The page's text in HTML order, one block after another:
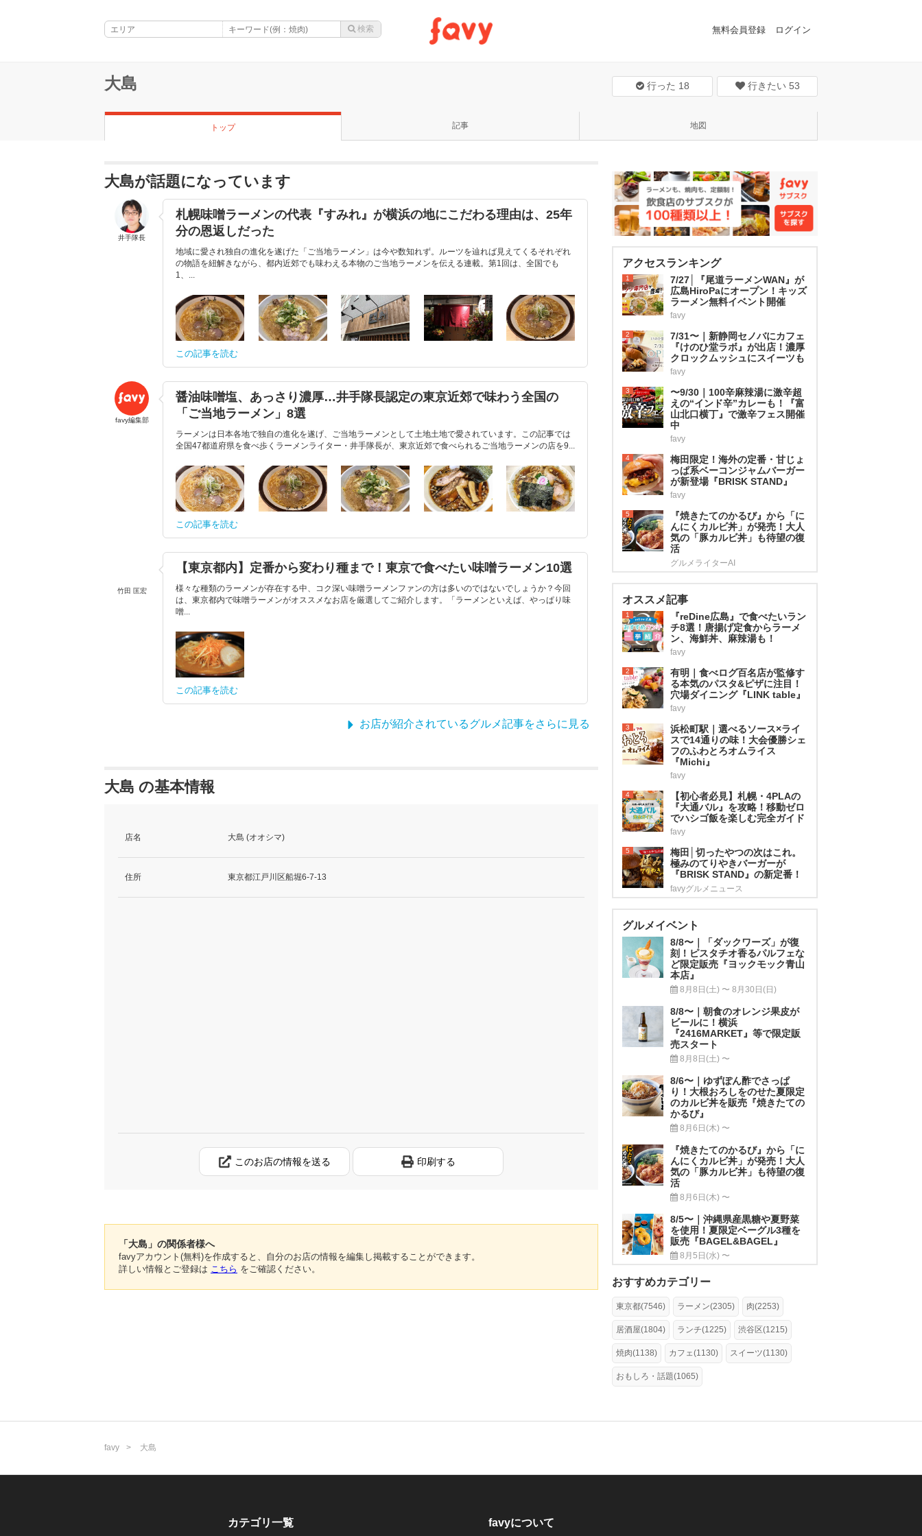
無料会員登録 ログイン
大島 行った 18 行きたい 53
トップ 記事 地図
大島が話題になっています
井手隊長
札幌味噌ラーメンの代表『すみれ』が横浜の地にこだわる理由は、25年
分の恩返しだった
地域に愛され独自の進化を遂げた「ご当地ラーメン」は今や数知れず。ルーツを辿れば見えてくるそれぞれ
の物語を紐解きながら、都内近郊でも味わえる本物のご当地ラーメンを伝える連載。第1回は、全国でも
1、...
この記事を読む
favy編集部
醤油味噌塩、あっさり濃厚…井手隊長認定の東京近郊で味わう全国の
「ご当地ラーメン」8選
ラーメンは日本各地で独自の進化を遂げ、ご当地ラーメンとして土地土地で愛されています。この記事では
全国47都道府県を食べ歩くラーメンライター・井手隊長が、東京近郊で食べられるご当地ラーメンの店を9...
この記事を読む
竹田 匡宏
【東京都内】定番から変わり種まで！東京で食べたい味噌ラーメン10選
様々な種類のラーメンが存在する中、コク深い味噌ラーメンファンの方は多いのではないでしょうか？今回
は、東京都内で味噌ラーメンがオススメなお店を厳選してご紹介します。「ラーメンといえば、やっぱり味
噌...
この記事を読む
お店が紹介されているグルメ記事をさらに見る
大島 の基本情報
店名 大島 (オオシマ)
住所 東京都江戸川区船堀6-7-13
このお店の情報を送る 印刷する
「大島」の関係者様へ
favyアカウント(無料)を作成すると、自分のお店の情報を編集し掲載することができます。
詳しい情報とご登録は こちら をご確認ください。
アクセスランキング
1
7/27│『尾道ラーメンWAN』が
広島HiroPaにオープン！キッズ
ラーメン無料イベント開催
favy
2
7/31〜｜新静岡セノバにカフェ
『けのひ堂ラボ』が出店！濃厚
クロックムッシュにスイーツも
favy
3
〜9/30｜100辛麻辣湯に激辛超
えの“インド辛”カレーも！『富
山北口横丁』で激辛フェス開催
中
favy
4
梅田限定！海外の定番・甘じょ
っぱ系ベーコンジャムバーガー
が新登場『BRISK STAND』
favy
5
『焼きたてのかるび』から「に
んにくカルビ丼」が発売！大人
気の「豚カルビ丼」も待望の復
活
グルメライターAI
オススメ記事
1
『reDine広島』で食べたいラン
チ8選！唐揚げ定食からラーメ
ン、海鮮丼、麻辣湯も！
favy
2
有明｜食べログ百名店が監修す
る本気のパスタ&ピザに注目！
穴場ダイニング『LINK table』
favy
3
浜松町駅｜選べるソース×ライ
スで14通りの味！大会優勝シェ
フのふわとろオムライス
『Michi』
favy
4
【初心者必見】札幌・4PLAの
『大通バル』を攻略！移動ゼロ
でハシゴ飯を楽しむ完全ガイド
favy
5
梅田│切ったやつの次はこれ。
極みのてりやきバーガーが
『BRISK STAND』の新定番！
favyグルメニュース
グルメイベント
8/8〜｜「ダックワーズ」が復
刻！ピスタチオ香るパルフェな
ど限定販売『ヨックモック青山
本店』
8月8日(土) 〜 8月30日(日)
8/8〜｜朝食のオレンジ果皮が
ビールに！横浜
『2416MARKET』等で限定販
売スタート
8月8日(土) 〜
8/6〜｜ゆずぽん酢でさっぱ
り！大根おろしをのせた夏限定
のカルビ丼を販売『焼きたての
かるび』
8月6日(木) 〜
『焼きたてのかるび』から「に
んにくカルビ丼」が発売！大人
気の「豚カルビ丼」も待望の復
活
8月6日(木) 〜
8/5〜｜沖縄県産黒糖や夏野菜
を使用！夏限定ベーグル3種を
販売『BAGEL&BAGEL』
8月5日(水) 〜
おすすめカテゴリー
東京都(7546) ラーメン(2305) 肉(2253)
居酒屋(1804) ランチ(1225) 渋谷区(1215)
焼肉(1138) カフェ(1130) スイーツ(1130)
おもしろ・話題(1065)
favy 大島
カテゴリ一覧 favyについて